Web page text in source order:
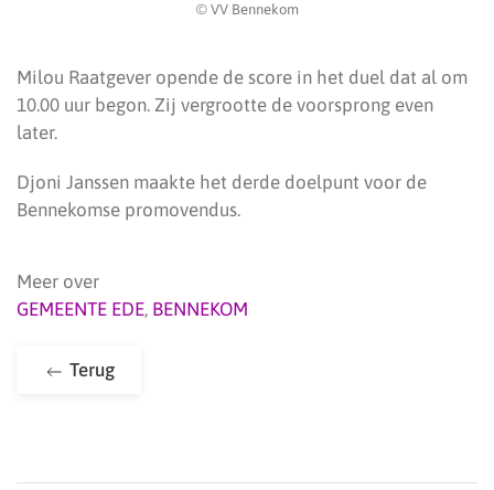
© VV Bennekom
Milou Raatgever opende de score in het duel dat al om
10.00 uur begon. Zij vergrootte de voorsprong even
later.
Djoni Janssen maakte het derde doelpunt voor de
Bennekomse promovendus.
Meer over
GEMEENTE EDE, BENNEKOM
Terug